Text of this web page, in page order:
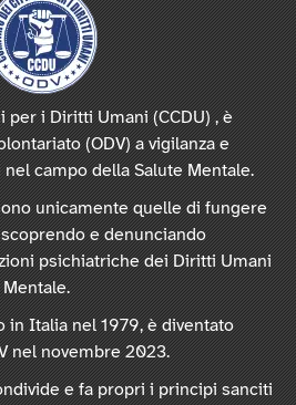
i Diritti Umani (CCDU) , è
(ODV) a vigilanza e
campo della Salute Mentale.
unicamente quelle di fungere
e denunciando
psichiatriche dei Diritti Umani
in Italia nel 1979, è diventato
nel novembre 2023.
e fa propri i principi sanciti